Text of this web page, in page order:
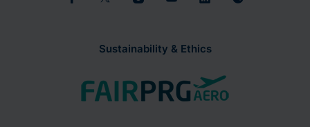
Sustainability & Ethics